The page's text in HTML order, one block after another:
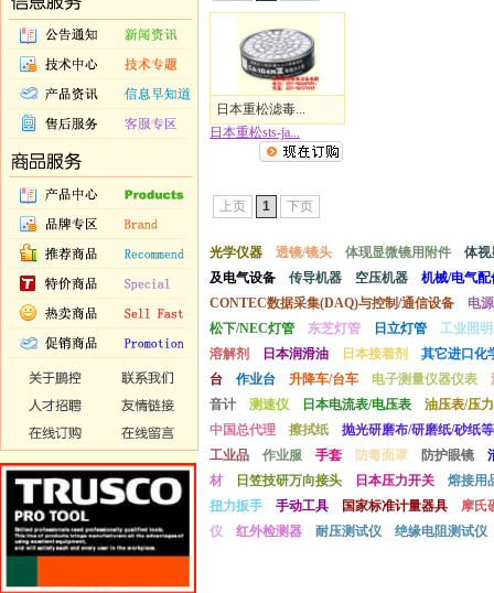
日本重松滤毒...
日本重松sts-ja...
上页 1 下页
光学仪器 透镜/镜头 体现显微镜用附件
体视
及电气设备
传导机器 空压机器
机械/电气配
CONTEC数据采集(DAQ)与控制/通信设备
电
松下/NEC灯管
东芝灯管 日立灯管
工业照
溶解剂
日本润滑油 日本接着剂
其它进口化
台
作业台 升降车/台车 电子测量仪器仪表
音计
测速仪 日本电流表/电压表
油压表/压
中国总代理
擦拭纸
抛光研磨布/研磨纸/砂纸等
工业品
作业服 手套 防毒面罩 防护眼镜
材
日笠技研万向接头 日本压力开关
熔接用
扭力扳手
手动工具 国家标准计量器具
摩氏
仪
红外检测器 耐压测试仪 绝缘电阻测试仪